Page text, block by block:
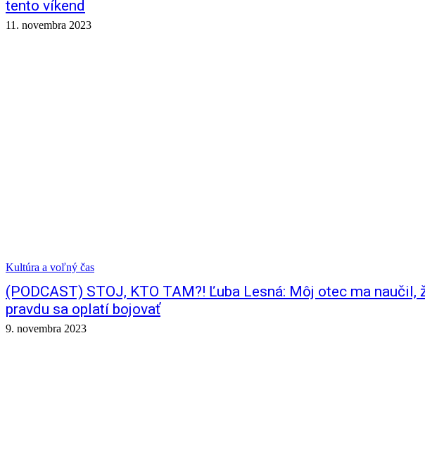
tento víkend
11. novembra 2023
Kultúra a voľný čas
(PODCAST) STOJ, KTO TAM?! Ľuba Lesná: Môj otec ma naučil,
pravdu sa oplatí bojovať
9. novembra 2023